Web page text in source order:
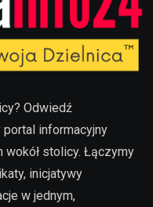
Odwiedź
informacyjny
stolicy. Łączymy
inicjatywy
w jednym,